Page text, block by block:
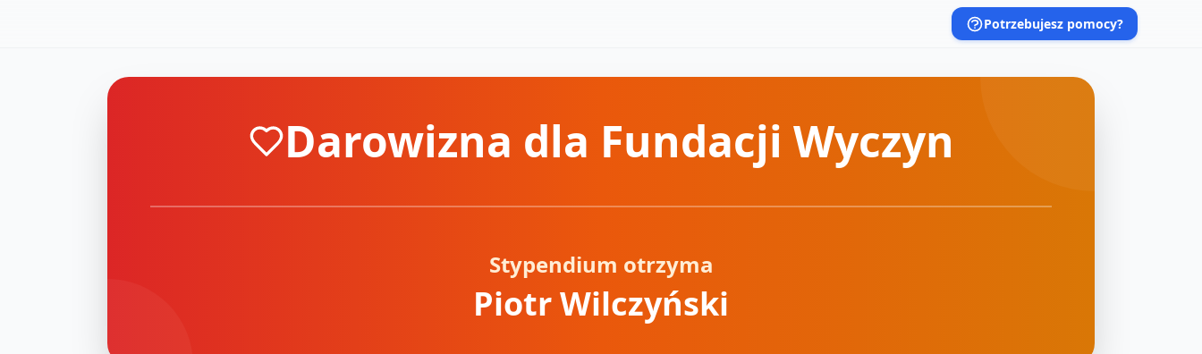
Potrzebujesz pomocy?
Darowizna dla Fundacji Wyczyn
Stypendium otrzyma
Piotr Wilczyński